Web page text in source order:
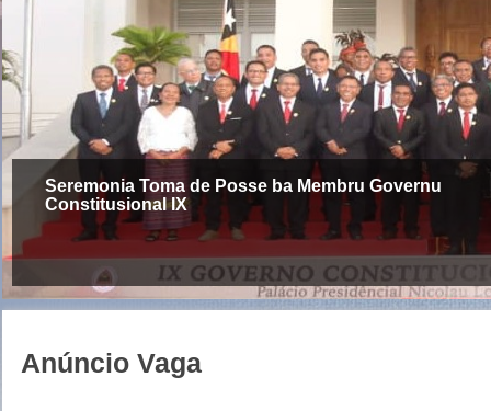
Seremonia Toma de Posse ba Membru Governu
Constitusional IX
Anúncio Vaga